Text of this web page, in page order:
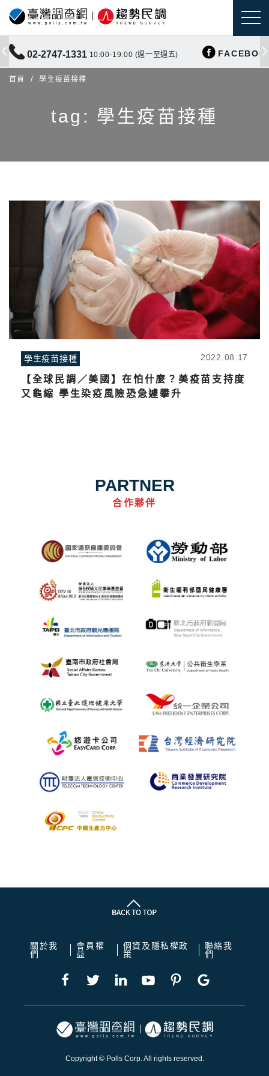
02-2747-1331 10:00-19:00 (週一至週五)
首頁 學生疫苗接種
tag: 學生疫苗接種
學生疫苗接種 2022.08.17
【全球民調／美國】在怕什麼？美疫苗支持度
又龜縮 學生染疫風險恐急遽攀升
PARTNER
合作夥伴
關於我
們
會員權
益
個資及隱私權政
策
聯絡我
們
Copyright © Polls Corp. All rights reserved.